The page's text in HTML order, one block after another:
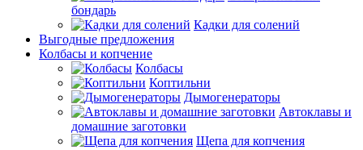
бондарь
Кадки для солений
Выгодные предложения
Колбасы и копчение
Колбасы
Коптильни
Дымогенераторы
Автоклавы и
домашние заготовки
Щепа для копчения